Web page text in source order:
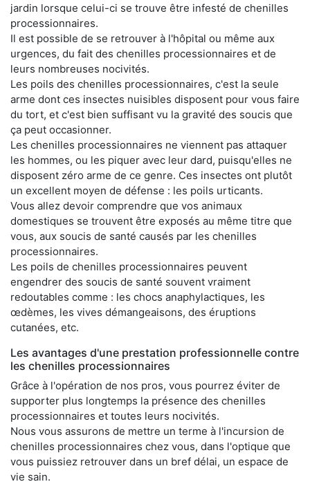
jardin lorsque celui-ci se trouve être infesté de chenilles
processionnaires.
Il est possible de se retrouver à l'hôpital ou même aux
urgences, du fait des chenilles processionnaires et de
leurs nombreuses nocivités.
Les poils des chenilles processionnaires, c'est la seule
arme dont ces insectes nuisibles disposent pour vous faire
du tort, et c'est bien suffisant vu la gravité des soucis que
ça peut occasionner.
Les chenilles processionnaires ne viennent pas attaquer
les hommes, ou les piquer avec leur dard, puisqu'elles ne
disposent zéro arme de ce genre. Ces insectes ont plutôt
un excellent moyen de défense : les poils urticants.
Vous allez devoir comprendre que vos animaux
domestiques se trouvent être exposés au même titre que
vous, aux soucis de santé causés par les chenilles
processionnaires.
Les poils de chenilles processionnaires peuvent
engendrer des soucis de santé souvent vraiment
redoutables comme : les chocs anaphylactiques, les
œdèmes, les vives démangeaisons, des éruptions
cutanées, etc.
Les avantages d'une prestation professionnelle contre
les chenilles processionnaires
Grâce à l'opération de nos pros, vous pourrez éviter de
supporter plus longtemps la présence des chenilles
processionnaires et toutes leurs nocivités.
Nous vous assurons de mettre un terme à l'incursion de
chenilles processionnaires chez vous, dans l'optique que
vous puissiez retrouver dans un bref délai, un espace de
vie sain.